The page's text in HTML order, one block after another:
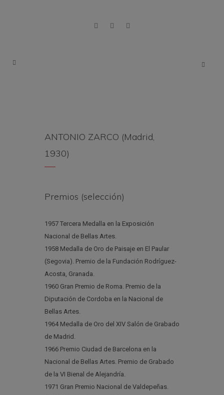
ANTONIO ZARCO (Madrid,
1930)
Premios (selección)
1957 Tercera Medalla en la Exposición
Nacional de Bellas Artes.
1958 Medalla de Oro de Paisaje en El Paular
(Segovia). Premio de la Fundación Rodríguez-
Acosta, Granada.
1960 Gran Premio de Roma. Premio de la
Diputación de Cordoba en la Nacional de
Bellas Artes.
1964 Medalla de Oro del XIV Salón de Grabado
de Madrid.
1966 Premio Ciudad de Barcelona en la
Nacional de Bellas Artes. Premio de Grabado
de la VI Bienal de Alejandría.
1971 Gran Premio Nacional de Valdepeñas.